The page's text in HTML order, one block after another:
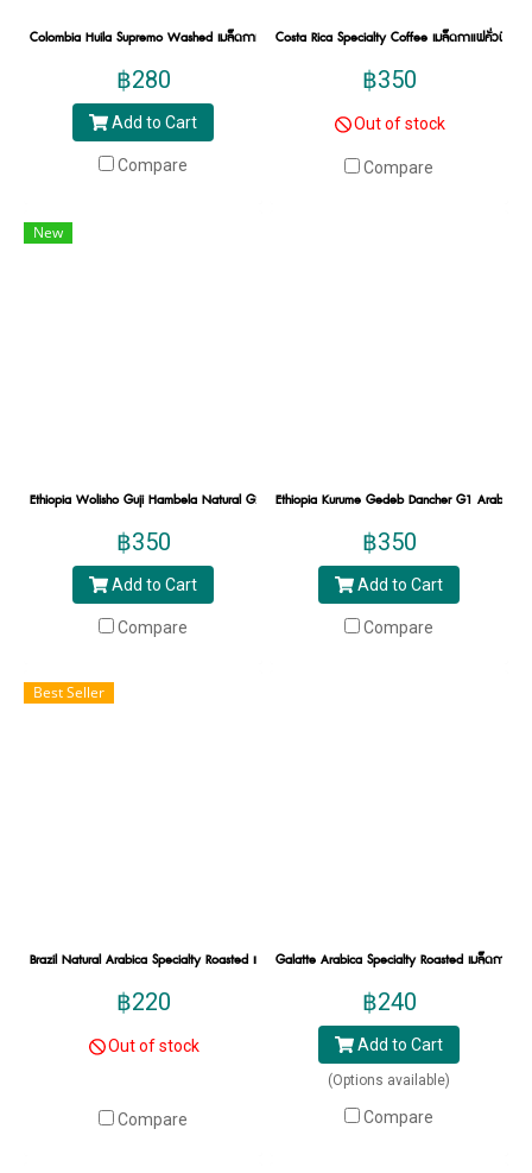
ตั้งแต่พันธ์กาแฟ ตลอดจนการคัดแยกขนาดเมล็ด
ด้วยมือทีละเมล็ด หากเป็นกาแฟปกตินั้นอาจใช้
เกณฑ์ตรวจเดียวกัน แต่ผลการทดสอบคะแนนรวม
จะไม่ถึง 80 คะแนน ทำให้ยังไม่ได้เป็นกาแฟพิเศษ
นอกจากนี้รสชาติของเมล็ดกาแฟพิเศษอาจจะจำกัด
เพื่อคงรสธรรมชาติที่มีคุณภาพของกาแฟนั้น ๆ ให้
แนะนำ Specialty Coffee กาแฟที่พิเศษ
จาก Hillkoff
เมื่อพูดถึงกาแฟพิเศษ ในตลาดกาแฟไทย ต้องมี
Hollkoff ศูนย์รวมธุรกิจกาแฟสุดครบครัน มีสาขา
สาขาที่กรุงเทพฯ และลาดพร้าว ซอย1 ทั้งนี้เราเป็น
มาให้มากที่สุด ทำให้กาแฟของเราเป็น specialty
หลากหลาย ที่ต้องการส่งมอบความสดชื่น สดใส ใน
ทุก ๆ วัน
นอกจากเมล็ดกาแฟ specialty ของฮิลล์คอฟฟ์ได้
มาตรฐานแล้ว ยังมีเอกลักษณ์ ทั้งรสชาติกาแฟ
Colombia Huila Supremo Washed เมล็ดกาแฟคั่วสเปเชียลตี้นำเข้า โคลอมเบีย 200g.
฿280
Add to Cart
Compare
Costa Rica Specialty Coffee เมล็ดกาแฟคั่วพิเศษ
฿350
Out of stock
Compare
New
Ethiopia Wolisho Guji Hambela Natural G2 Specialty Roasted เมล็ดกาแฟคั่วอาราบิก้าแท้ กาแฟส
฿350
Add to Cart
Compare
Ethiopia Kurume Gedeb Dancher G1 Arabica
฿350
Add to Cart
Compare
Best Seller
Brazil Natural Arabica Specialty Roasted เมล็ดกาแฟคั่วพิเศษ บราซิล 200g.
฿220
Out of stock
Compare
Galatte Arabica Specialty Roasted เมล็ดกาแฟ
฿240
Add to Cart
(Options available)
Compare